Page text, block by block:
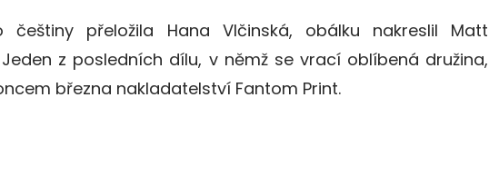
češtiny přeložila Hana Vlčinská, obálku nakreslil Matt
Jeden z posledních dílu, v němž se vrací oblíbená družina,
března nakladatelství Fantom Print.